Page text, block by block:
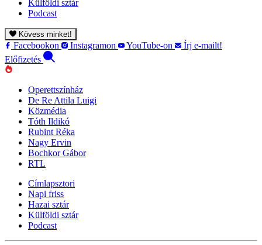
Külföldi sztár
Podcast
Kövess minket!
Facebookon Instagramon YouTube-on
Írj e-mailt!
Előfizetés
Operettszínház
De Re Attila Luigi
Közmédia
Tóth Ildikó
Rubint Réka
Nagy Ervin
Bochkor Gábor
RTL
Címlapsztori
Napi friss
Hazai sztár
Külföldi sztár
Podcast